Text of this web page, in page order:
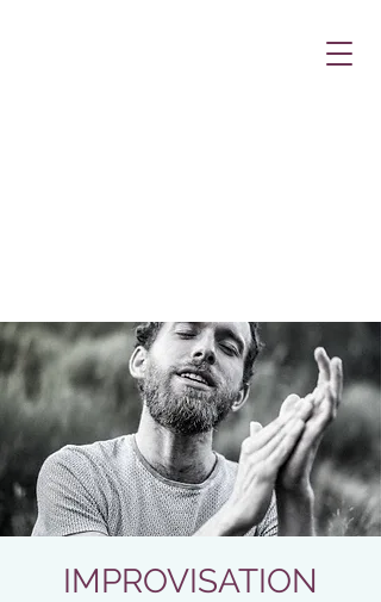
IMPROVISATION